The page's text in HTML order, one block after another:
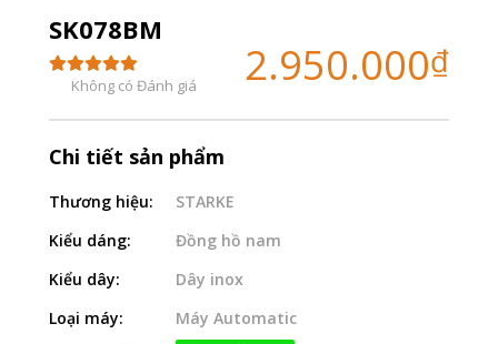
SK078BM
Không có Đánh giá 2.950.000₫
Chi tiết sản phẩm
Thương hiệu:
STARKE
Kiểu dáng:
Đồng hồ nam
Kiểu dây:
Dây inox
Loại máy:
Máy Automatic